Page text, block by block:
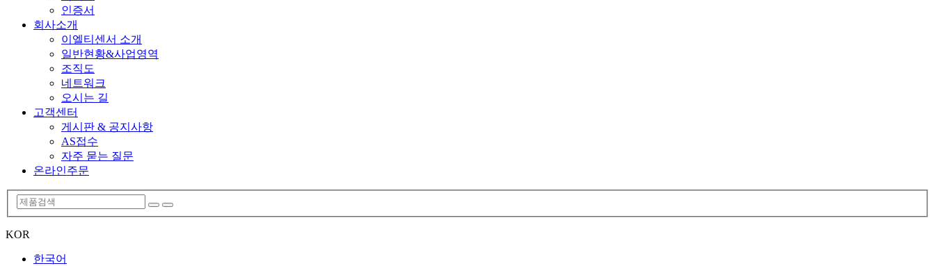
인증서
회사소개
이엘티센서 소개
일반현황&사업영역
조직도
네트워크
오시는 길
고객센터
게시판 & 공지사항
AS접수
자주 묻는 질문
온라인주문
KOR
한국어